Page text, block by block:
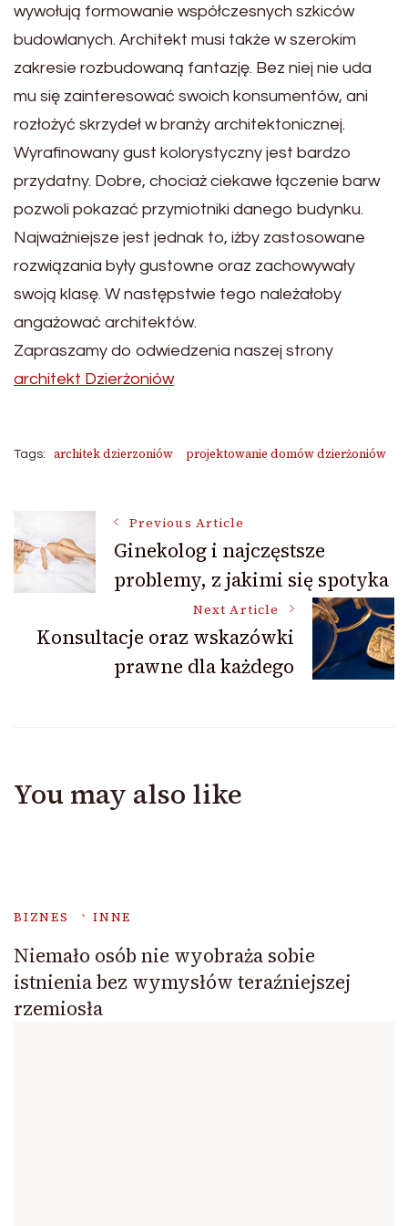
wywołują formowanie współczesnych szkiców
budowlanych. Architekt musi także w szerokim
zakresie rozbudowaną fantazję. Bez niej nie uda
mu się zainteresować swoich konsumentów, ani
rozłożyć skrzydeł w branży architektonicznej.
Wyrafinowany gust kolorystyczny jest bardzo
przydatny. Dobre, chociaż ciekawe łączenie barw
pozwoli pokazać przymiotniki danego budynku.
Najważniejsze jest jednak to, iżby zastosowane
rozwiązania były gustowne oraz zachowywały
swoją klasę. W następstwie tego należałoby
angażować architektów.
Zapraszamy do odwiedzenia naszej strony
architekt Dzierżoniów
Tags: architek dzierzoniów projektowanie domów dzierżoniów
Post
Navigation
Previous Article
Ginekolog i najczęstsze
problemy, z jakimi się spotyka
Next Article
Konsultacje oraz wskazówki
prawne dla każdego
You may also like
BIZNES INNE
Niemało osób nie wyobraża sobie
istnienia bez wymysłów teraźniejszej
rzemiosła